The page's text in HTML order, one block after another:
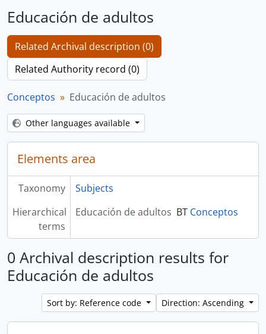
Educación de adultos
Related Archival description (0)
Related Authority record (0)
Conceptos Educación de adultos
Other languages available
Elements area
Taxonomy
Subjects
Hierarchical
terms
Educación de adultos BT Conceptos
0 Archival description results for
Educación de adultos
Sort by: Reference code Direction: Ascending